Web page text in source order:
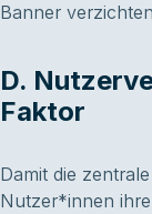
Banner
D.
Faktor
Damit die
Nutzer*innen